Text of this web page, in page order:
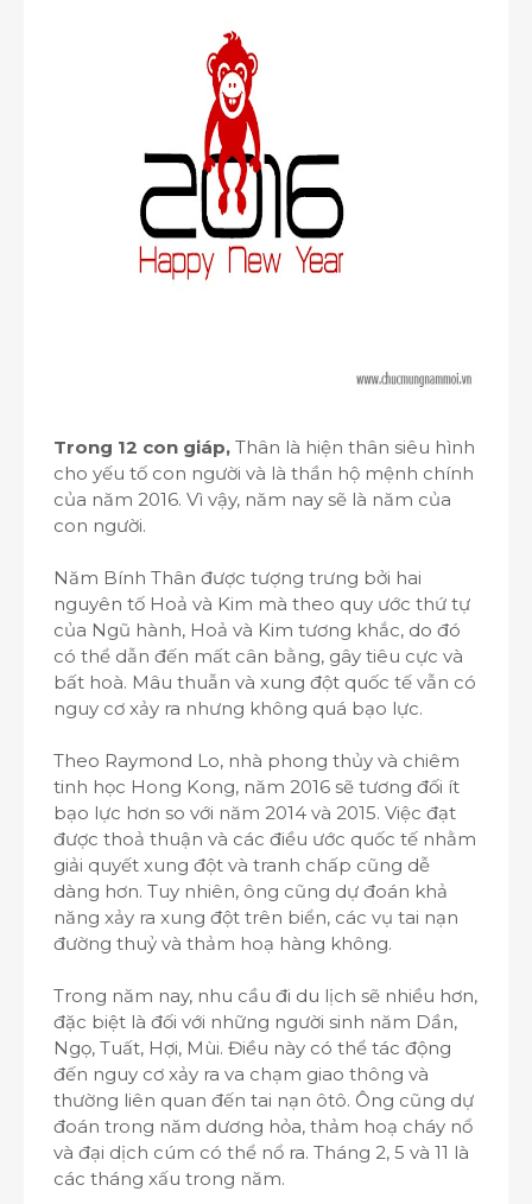
Trong 12 con giáp, Thân là hiện thân siêu hình
cho yếu tố con người và là thần hộ mệnh chính
của năm 2016. Vì vậy, năm nay sẽ là năm của
con người.
Năm Bính Thân được tượng trưng bởi hai
nguyên tố Hoả và Kim mà theo quy ước thứ tự
của Ngũ hành, Hoả và Kim tương khắc, do đó
có thể dẫn đến mất cân bằng, gây tiêu cực và
bất hoà. Mâu thuẫn và xung đột quốc tế vẫn có
nguy cơ xảy ra nhưng không quá bạo lực.
Theo Raymond Lo, nhà phong thủy và chiêm
tinh học Hong Kong, năm 2016 sẽ tương đối ít
bạo lực hơn so với năm 2014 và 2015. Việc đạt
được thoả thuận và các điều ước quốc tế nhằm
giải quyết xung đột và tranh chấp cũng dễ
dàng hơn. Tuy nhiên, ông cũng dự đoán khả
năng xảy ra xung đột trên biển, các vụ tai nạn
đường thuỷ và thảm hoạ hàng không.
Trong năm nay, nhu cầu đi du lịch sẽ nhiều hơn,
đặc biệt là đối với những người sinh năm Dần,
Ngọ, Tuất, Hợi, Mùi. Điều này có thể tác động
đến nguy cơ xảy ra va chạm giao thông và
thường liên quan đến tai nạn ôtô. Ông cũng dự
đoán trong năm dương hỏa, thảm hoạ cháy nổ
và đại dịch cúm có thể nổ ra. Tháng 2, 5 và 11 là
các tháng xấu trong năm.